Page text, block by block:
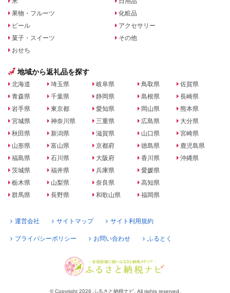
果物・フルーツ
ビール
菓子・スイーツ
おせち
化粧品
アクセサリー
その他
地域から返礼品を探す
北海道
青森県
岩手県
宮城県
秋田県
山形県
福島県
茨城県
栃木県
群馬県
埼玉県
千葉県
東京都
神奈川県
新潟県
富山県
石川県
福井県
山梨県
長野県
岐阜県
静岡県
愛知県
三重県
滋賀県
京都府
大阪府
兵庫県
奈良県
和歌山県
鳥取県
島根県
岡山県
広島県
山口県
徳島県
香川県
愛媛県
高知県
福岡県
佐賀県
長崎県
熊本県
大分県
宮崎県
鹿児島県
沖縄県
運営会社 サイトマップ サイト利用規約
プライバシーポリシー お問い合わせ ふるとく
© Copyright 2026 ふるさと納税ナビ. All rights reserved.